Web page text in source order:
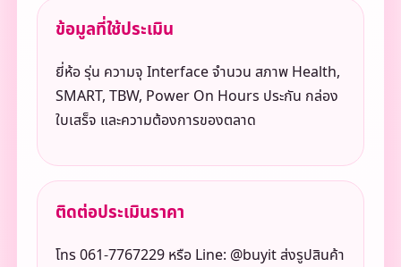
ข้อมูลที่ใช้ประเมิน
ยี่ห้อ รุ่น ความจุ Interface จำนวน สภาพ Health,
SMART, TBW, Power On Hours ประกัน กล่อง
ใบเสร็จ และความต้องการของตลาด
ติดต่อประเมินราคา
โทร 061-7767229 หรือ Line: @buyit ส่งรูปสินค้า